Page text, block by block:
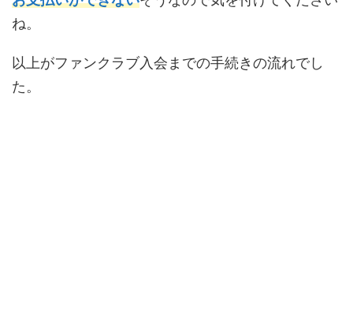
ね。
以上がファンクラブ入会までの手続きの流れでし
た。